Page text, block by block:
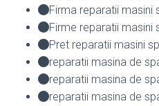
Firma reparatii masini
Firme reparatii masini
Pret reparatii masini
reparatii masina de
reparatii masina de
reparatii masina de